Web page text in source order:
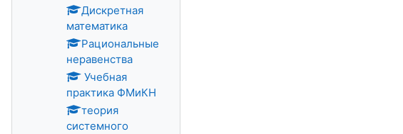
Дискретная
математика
Рациональные
неравенства
Учебная
практика ФМиКН
теория
системного